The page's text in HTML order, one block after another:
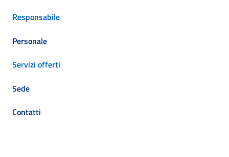
Responsabile
Personale
Servizi offerti
Sede
Contatti